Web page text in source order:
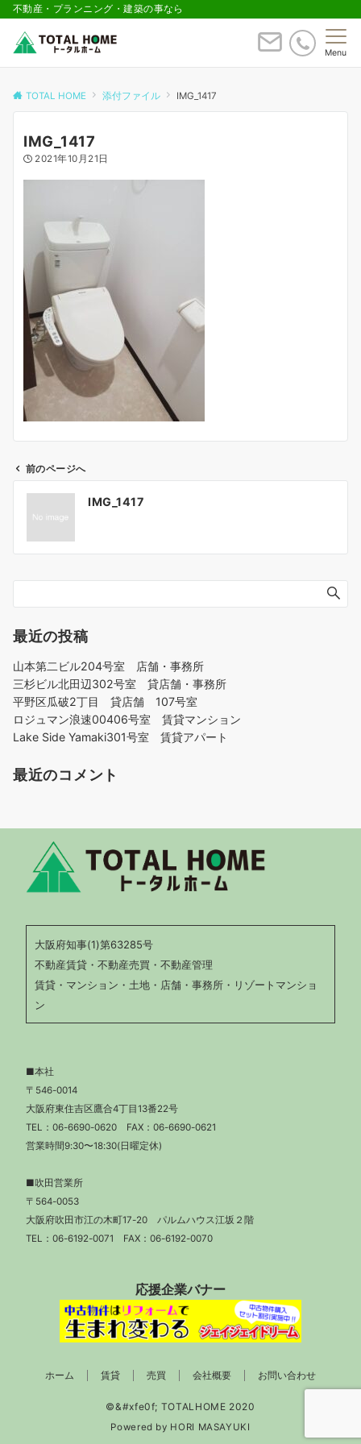
不動産・プランニング・建築の事なら
Menu
TOTAL HOME 添付ファイル IMG_1417
IMG_1417
2021年10月21日
シ
ョ
前のページへ
IMG_1417
最近の投稿
山本第二ビル204号室 店舗・事務所
三杉ビル北田辺302号室 貸店舗・事務所
平野区瓜破2丁目 貸店舗 107号室
ロジュマン浪速00406号室 賃貸マンション
Lake Side Yamaki301号室 賃貸アパート
最近のコメント
大阪府知事(1)第63285号
不動産賃貸・不動産売買・不動産管理
賃貸・マンション・土地・店舗・事務所・リゾートマンショ
ン
■本社
〒546-0014
大阪府東住吉区鷹合4丁目13番22号
TEL： 06-6690-0620 FAX：06-6690-0621
営業時間9:30〜18:30(日曜定休)
■吹田営業所
〒564-0053
大阪府吹田市江の木町17-20 パルムハウス江坂２階
TEL： 06-6192-0071 FAX：06-6192-0070
応援企業バナー
ホーム 賃貸 売買 会社概要 お問い合わせ
Powered by